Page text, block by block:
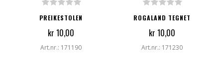
PREIKESTOLEN
kr 10,00
Art.nr.: 171190
ROGALAND TEGNET
kr 10,00
Art.nr.: 171230